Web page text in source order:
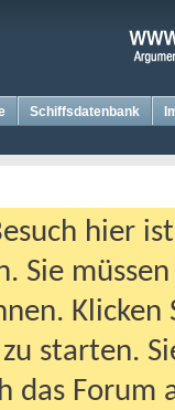
Schiffsdatenbank
hier
Sie
starten.
das